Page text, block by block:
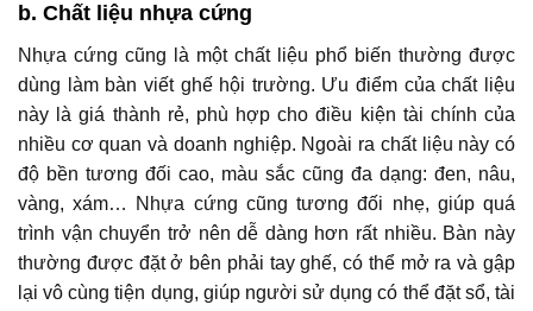
b. Chất liệu nhựa cứng
Nhựa cứng cũng là một chất liệu phổ biến thường được
dùng làm bàn viết ghế hội trường. Ưu điểm của chất liệu
này là giá thành rẻ, phù hợp cho điều kiện tài chính của
nhiều cơ quan và doanh nghiệp. Ngoài ra chất liệu này có
độ bền tương đối cao, màu sắc cũng đa dạng: đen, nâu,
vàng, xám… Nhựa cứng cũng tương đối nhẹ, giúp quá
trình vận chuyển trở nên dễ dàng hơn rất nhiều. Bàn này
thường được đặt ở bên phải tay ghế, có thể mở ra và gập
lại vô cùng tiện dụng, giúp người sử dụng có thể đặt sổ, tài